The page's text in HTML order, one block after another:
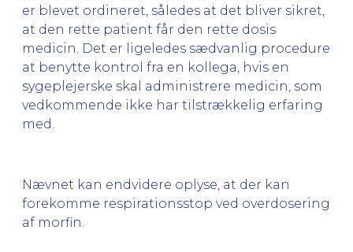
er blevet ordineret, således at det bliver sikret,
at den rette patient får den rette dosis
medicin. Det er ligeledes sædvanlig procedure
at benytte kontrol fra en kollega, hvis en
sygeplejerske skal administrere medicin, som
vedkommende ikke har tilstrækkelig erfaring
med.
Nævnet kan endvidere oplyse, at der kan
forekomme respirationsstop ved overdosering
af morfin.